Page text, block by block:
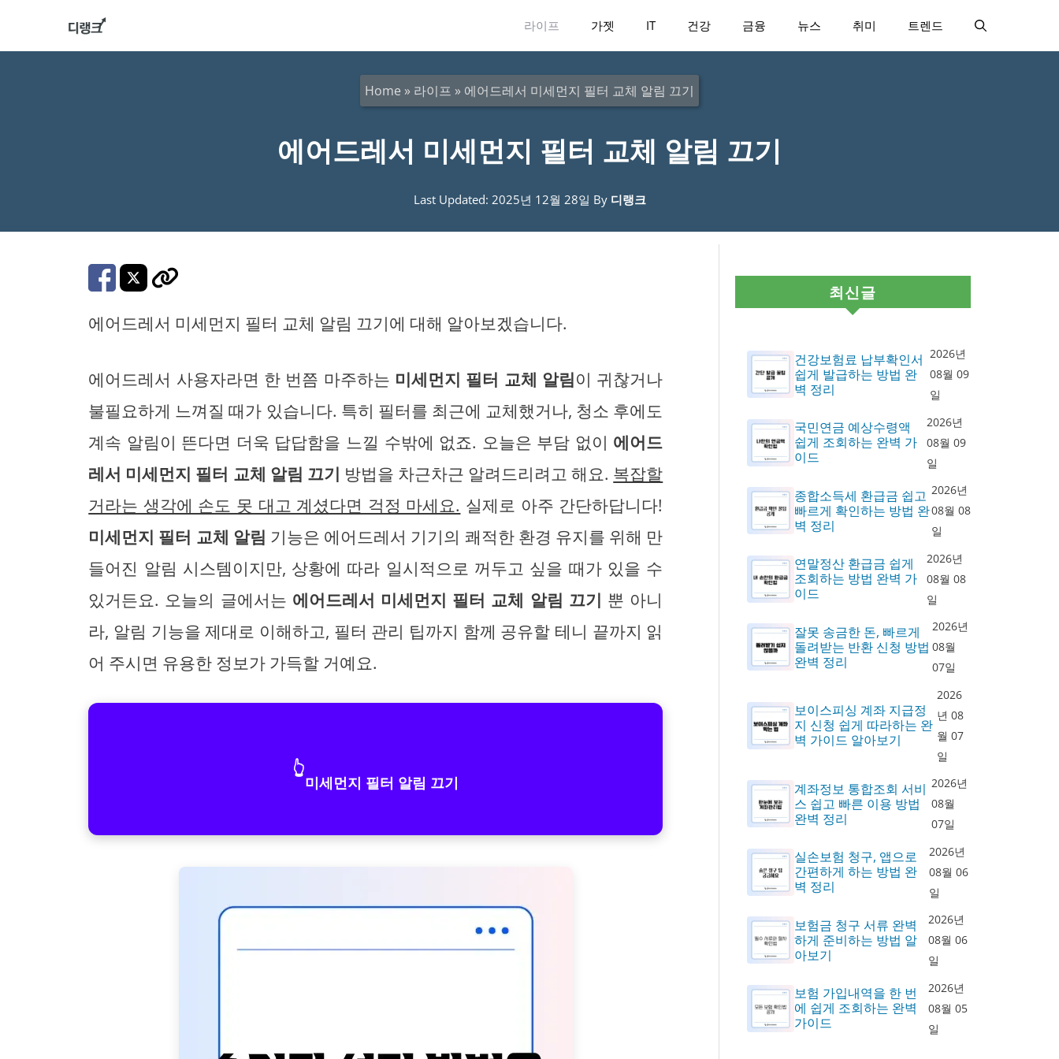
라이프 가젯 IT 건강 금융 뉴스 취미 트렌드
Home » 라이프 » 에어드레서 미세먼지 필터 교체 알림 끄기
에어드레서 미세먼지 필터 교체 알림 끄기
Last Updated: 2025년 12월 28일 By 디랭크
에어드레서 미세먼지 필터 교체 알림 끄기에 대해 알아보겠습니다.
에어드레서 사용자라면 한 번쯤 마주하는 미세먼지 필터 교체 알림이 귀찮거나
불필요하게 느껴질 때가 있습니다. 특히 필터를 최근에 교체했거나, 청소 후에도
계속 알림이 뜬다면 더욱 답답함을 느낄 수밖에 없죠. 오늘은 부담 없이 에어드
레서 미세먼지 필터 교체 알림 끄기 방법을 차근차근 알려드리려고 해요. 복잡할
거라는 생각에 손도 못 대고 계셨다면 걱정 마세요. 실제로 아주 간단하답니다!
미세먼지 필터 교체 알림 기능은 에어드레서 기기의 쾌적한 환경 유지를 위해 만
들어진 알림 시스템이지만, 상황에 따라 일시적으로 꺼두고 싶을 때가 있을 수
있거든요. 오늘의 글에서는 에어드레서 미세먼지 필터 교체 알림 끄기 뿐 아니
라, 알림 기능을 제대로 이해하고, 필터 관리 팁까지 함께 공유할 테니 끝까지 읽
어 주시면 유용한 정보가 가득할 거예요.
👆
미세먼지 필터 알림 끄기
최신글
건강보험료 납부확인서
쉽게 발급하는 방법 완
벽 정리
2026년
08월 09
일
국민연금 예상수령액
쉽게 조회하는 완벽 가
이드
2026년
08월 09
일
종합소득세 환급금 쉽고
빠르게 확인하는 방법 완
벽 정리
2026년
08월 08
일
연말정산 환급금 쉽게
조회하는 방법 완벽 가
이드
2026년
08월 08
일
잘못 송금한 돈, 빠르게
돌려받는 반환 신청 방법
완벽 정리
2026년
08월
07일
보이스피싱 계좌 지급정
지 신청 쉽게 따라하는 완
벽 가이드 알아보기
2026
년 08
월 07
일
계좌정보 통합조회 서비
스 쉽고 빠른 이용 방법
완벽 정리
2026년
08월
07일
실손보험 청구, 앱으로
간편하게 하는 방법 완
벽 정리
2026년
08월 06
일
보험금 청구 서류 완벽
하게 준비하는 방법 알
아보기
2026년
08월 06
일
보험 가입내역을 한 번
에 쉽게 조회하는 완벽
가이드
2026년
08월 05
일